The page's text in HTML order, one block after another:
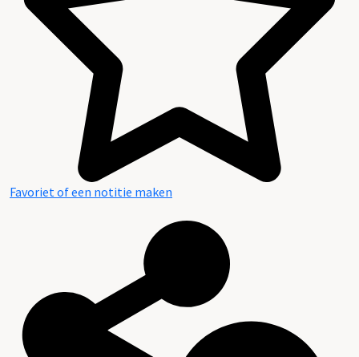
Favoriet of een notitie maken